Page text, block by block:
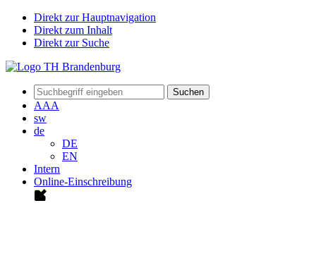
Direkt zur Hauptnavigation
Direkt zum Inhalt
Direkt zur Suche
Suchen
AAA
sw
de
DE
EN
Intern
Online-Einschreibung